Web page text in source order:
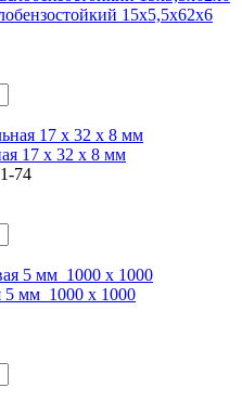
15х5,5х62х6
17 x 32 x 8 мм
74
5 мм 1000 х 1000